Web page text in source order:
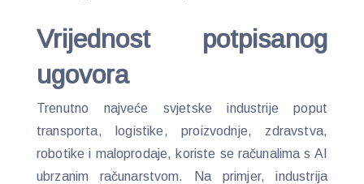
Vrijednost potpisanog
ugovora
Trenutno najveće svjetske industrije poput
transporta, logistike, proizvodnje, zdravstva,
robotike i maloprodaje, koriste se računalima s AI
ubrzanim računarstvom. Na primjer, industrija